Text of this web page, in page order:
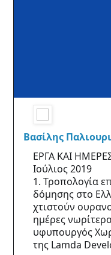
Βασίλης
ΕΡΓΑ ΚΑΙ
Ιούλιος 2019
1. Τροπολογία
δόμησης στο
ημέρες
υφυπουργός
της Lamda